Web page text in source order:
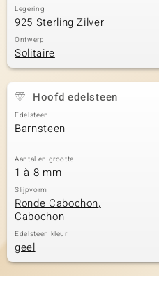
Legering
925 Sterling Zilver
Ontwerp
Solitaire
Hoofd edelsteen
Edelsteen
Barnsteen
Aantal en grootte
1 à 8 mm
Slijpvorm
Ronde Cabochon,
Cabochon
Edelsteen kleur
geel